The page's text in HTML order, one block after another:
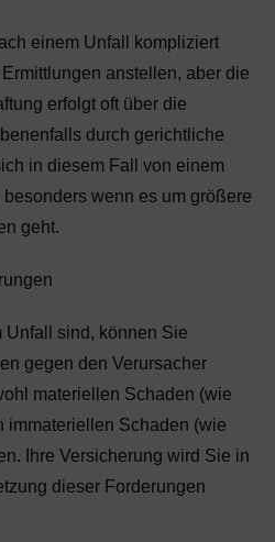
einem Unfall kompliziert
anstellen, aber die
erfolgt oft über die
durch gerichtliche
in diesem Fall von einem
wenn es um größere
geht.
sind, können Sie
gegen den Verursacher
materiellen Schaden (wie
immateriellen Schaden (wie
Ihre Versicherung wird Sie in
dieser Forderungen